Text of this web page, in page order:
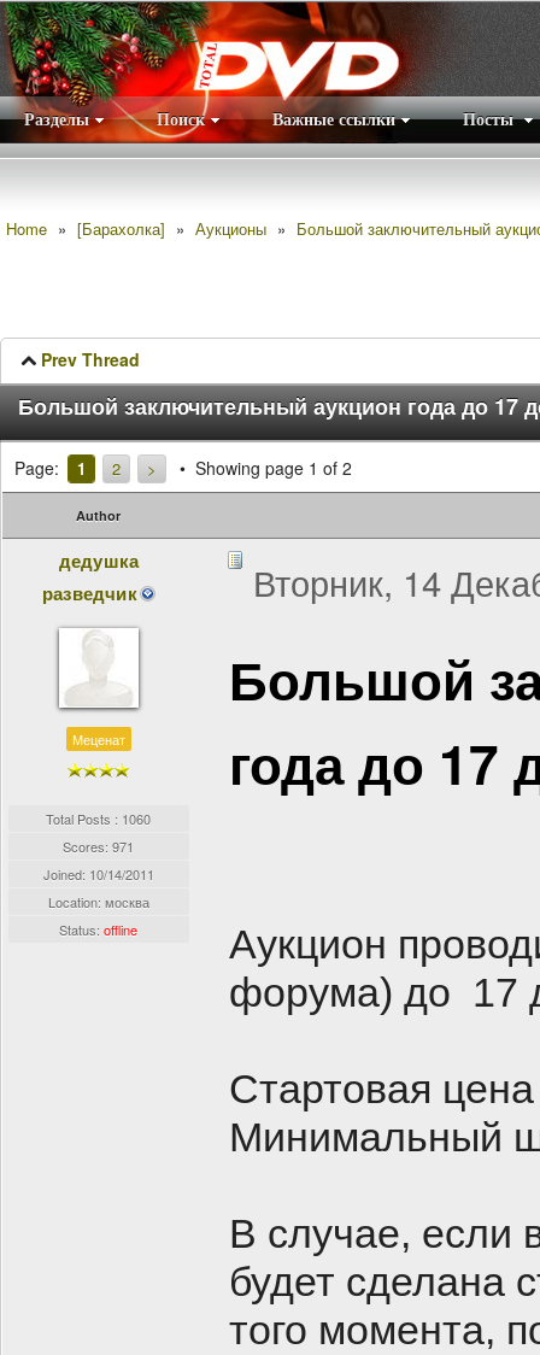
Разделы Поиск Важные ссылки Посты
Home » [Барахолка] » Аукционы » Большой заключительный
Prev Thread
Большой заключительный аукцион года до 17
Page: 1 2 > Showing page 1 of 2
Author
дедушка
разведчик
Меценат
Total Posts : 1060
Scores: 971
Joined: 10/14/2011
Location: москва
Status:offline
Вторник, 14
Большой
года до 17
Аукцион
форума) до 17
Стартовая
Минимальный
В случае, если
будет сделана
того момента,